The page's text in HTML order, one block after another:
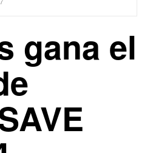
gana el